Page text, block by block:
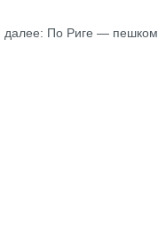
далее: По Риге — пешком